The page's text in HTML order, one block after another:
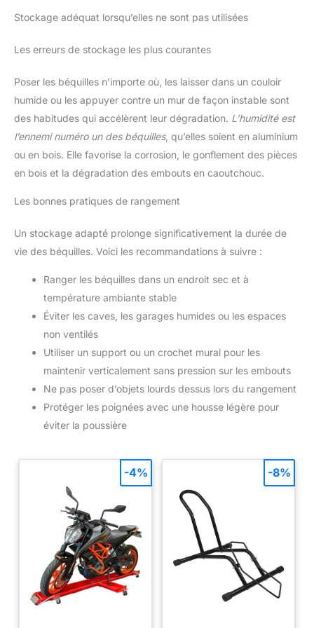
Stockage adéquat lorsqu’elles ne sont pas utilisées
Les erreurs de stockage les plus courantes
Poser les béquilles n’importe où, les laisser dans un couloir
humide ou les appuyer contre un mur de façon instable sont
des habitudes qui accélèrent leur dégradation. L’humidité est
l’ennemi numéro un des béquilles, qu’elles soient en aluminium
ou en bois. Elle favorise la corrosion, le gonflement des pièces
en bois et la dégradation des embouts en caoutchouc.
Les bonnes pratiques de rangement
Un stockage adapté prolonge significativement la durée de
vie des béquilles. Voici les recommandations à suivre :
Ranger les béquilles dans un endroit sec et à
température ambiante stable
Éviter les caves, les garages humides ou les espaces
non ventilés
Utiliser un support ou un crochet mural pour les
maintenir verticalement sans pression sur les embouts
Ne pas poser d’objets lourds dessus lors du rangement
Protéger les poignées avec une housse légère pour
éviter la poussière
-4% -8%